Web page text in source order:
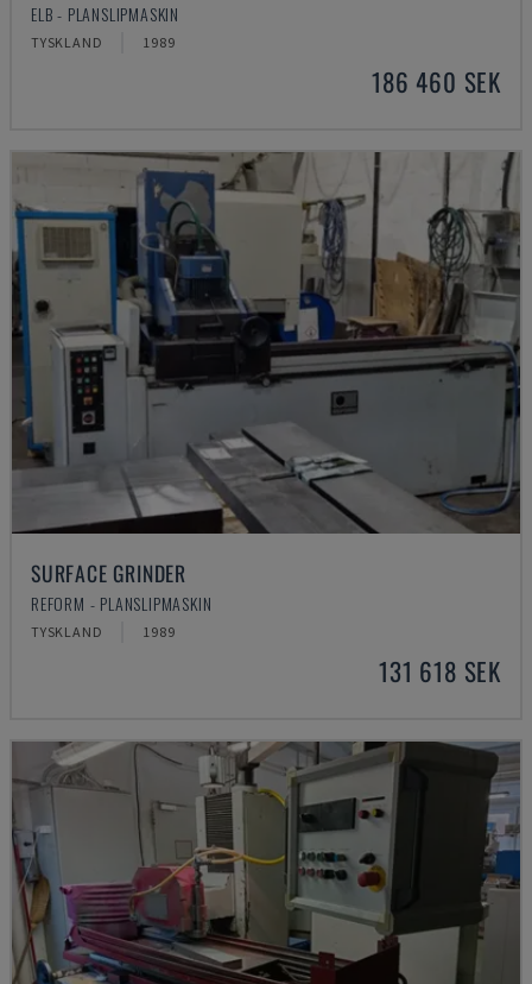
ELB - PLANSLIPMASKIN
TYSKLAND 1989
186 460 SEK
SURFACE GRINDER
REFORM - PLANSLIPMASKIN
TYSKLAND 1989
131 618 SEK